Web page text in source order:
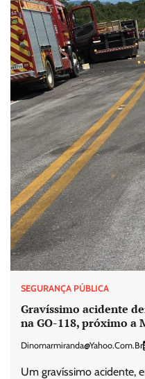
SEGURANÇA PÚBLICA
Gravíssimo acidente
na GO-118, próximo a
Dinomarmiranda@yahoo.com.br
Um gravíssimo acidente,